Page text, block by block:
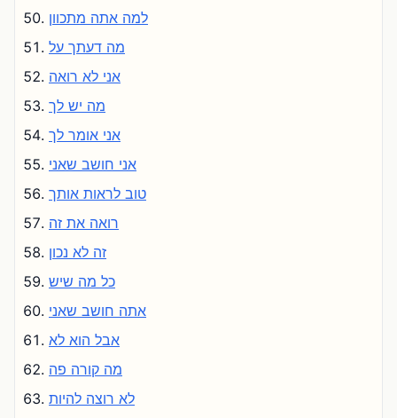
למה אתה מתכוון
מה דעתך על
אני לא רואה
מה יש לך
אני אומר לך
אני חושב שאני
טוב לראות אותך
רואה את זה
זה לא נכון
כל מה שיש
אתה חושב שאני
אבל הוא לא
מה קורה פה
לא רוצה להיות